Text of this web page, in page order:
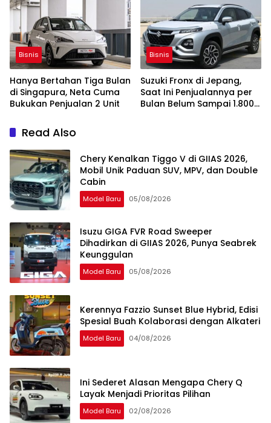
Bisnis
Hanya Bertahan Tiga Bulan
di Singapura, Neta Cuma
Bukukan Penjualan 2 Unit
Bisnis
Suzuki Fronx di Jepang,
Saat Ini Penjualannya per
Bulan Belum Sampai 1.800
Read Also
Chery Kenalkan Tiggo V di GIIAS 2026,
Mobil Unik Paduan SUV, MPV, dan Double
Cabin
Model Baru 05/08/2026
Isuzu GIGA FVR Road Sweeper
Dihadirkan di GIIAS 2026, Punya Seabrek
Keunggulan
Model Baru 05/08/2026
Kerennya Fazzio Sunset Blue Hybrid, Edisi
Spesial Buah Kolaborasi dengan Alkateri
Model Baru 04/08/2026
Ini Sederet Alasan Mengapa Chery Q
Layak Menjadi Prioritas Pilihan
Model Baru 02/08/2026